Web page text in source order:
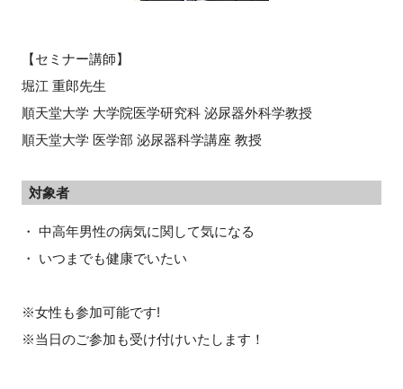
【セミナー講師】
堀江 重郎先生
順天堂大学 大学院医学研究科 泌尿器外科学教授
順天堂大学 医学部 泌尿器科学講座 教授
対象者
・ 中高年男性の病気に関して気になる
・ いつまでも健康でいたい
※女性も参加可能です!
※当日のご参加も受け付けいたします！